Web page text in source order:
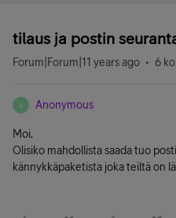
tilaus ja postin
Forum|Forum|11 years ago 6
A Anonymous
Moi,
Olisiko mahdollista saada tuo
kännykkäpaketista joka teiltä on